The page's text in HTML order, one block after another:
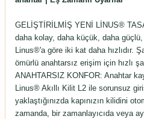
GELİŞTİRİLMİŞ YENİ LİNUS®
daha kolay, daha küçük, daha
Linus®'a göre iki kat daha hızlıdır.
ömürlü anahtarsız erişim için hızlı
ANAHTARSIZ KONFOR: Anahtar
Linus® Akıllı Kilit L2 ile sorunsuz
yaklaştığınızda kapınızın kilidini
zamanda, bir zamanlayıcıda veya